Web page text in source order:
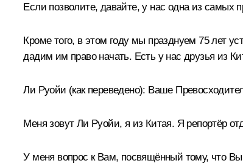
Если позволите, давайте, у нас одна из самых
Кроме того, в этом году мы празднуем 75 лет
дадим им право начать. Есть у нас друзья из
Ли Руойи (как переведено): Ваше
Меня зовут Ли Руойи, я из Китая. Я репортёр
У меня вопрос к Вам, посвящённый тому, что Вы